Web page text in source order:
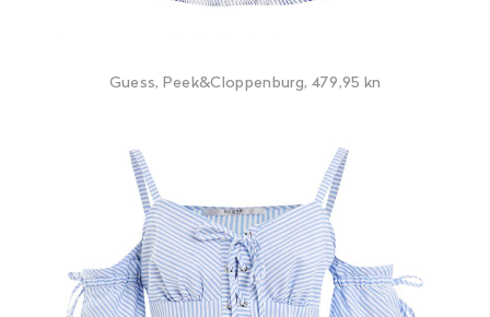
Guess, Peek&Cloppenburg, 479,95 kn